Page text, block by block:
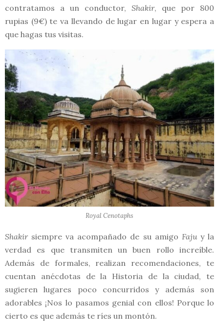
contratamos a un conductor, Shakir, que por 800
rupias (9€) te va llevando de lugar en lugar y espera a
que hagas tus visitas.
Royal Cenotaphs
Shakirsiempre va acompañado de su amigo Fajuy la
verdad es que transmiten un buen rollo increíble.
Además de formales, realizan recomendaciones, te
cuentan anécdotas de la Historia de la ciudad, te
sugieren lugares poco concurridos y además son
adorables ¡Nos lo pasamos genial con ellos! Porque lo
cierto es que además te ríes un montón.